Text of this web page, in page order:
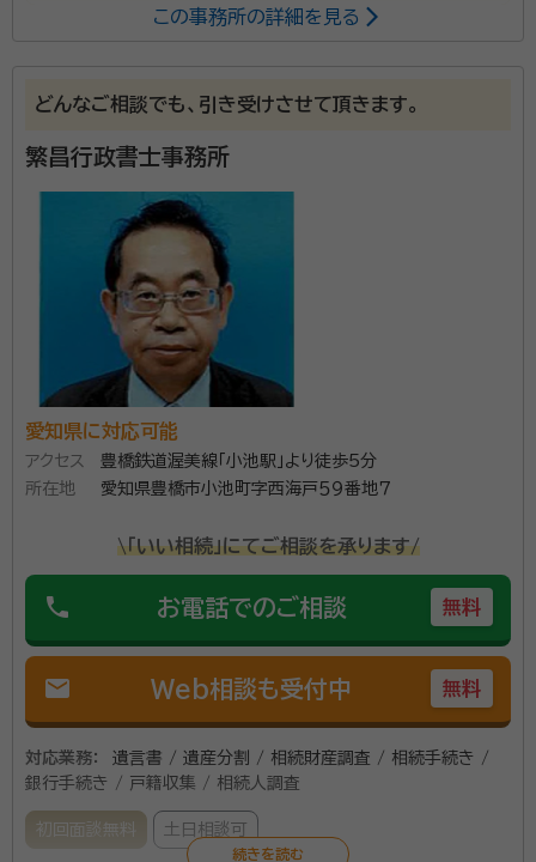
遺産分割協議書作成や遺言書作成、その他相続に関し
この事務所の詳細を見る
どんなご相談でも、引き受けさせて頂きます。
繁昌行政書士事務所
愛知県に対応可能
アクセス
豊橋鉄道渥美線「小池駅」より徒歩5分
所在地
愛知県豊橋市小池町字西海戸５９番地７
\「いい相続」にてご相談を承ります/
phone お電話でのご相談 無料
mail Web相談も受付中 無料
対応業務：
遺言書 / 遺産分割 / 相続財産調査 / 相続手続き /
銀行手続き / 戸籍収集 / 相続人調査
初回面談無料 土日相談可